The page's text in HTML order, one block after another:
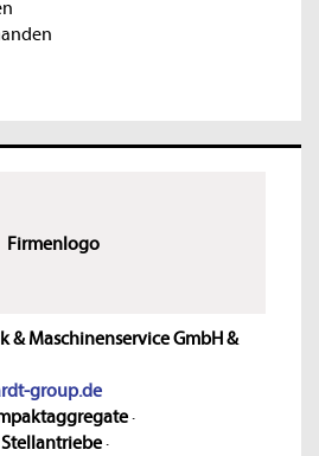
Firmenlogo
& Maschinenservice GmbH &
group.de
·
Stellantriebe·